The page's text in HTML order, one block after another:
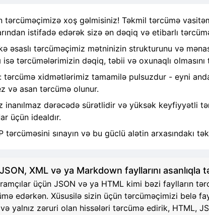
tərcüməçimizə xoş gəlmisiniz! Təkmil tərcümə
istifadə edərək sizə ən dəqiq və etibarlı
əsaslı tərcüməçimiz mətninizin strukturunu və
isə tərcümələrimizin dəqiq, təbii və oxunaqlı olmasını
tərcümə xidmətlərimiz tamamilə pulsuzdur - eyni
və asan tərcümə olunur.
inanılmaz dərəcədə sürətlidir və yüksək keyfiyyətli
üçün idealdır.
tərcüməsini sınayın və bu güclü alətin arxasındakı
XML və ya Markdown fayllarını asanlıqla
üçün JSON və ya HTML kimi bəzi faylların
edərkən. Xüsusilə sizin üçün tərcüməçimizi belə
yalnız zəruri olan hissələri tərcümə edirik, HTML,